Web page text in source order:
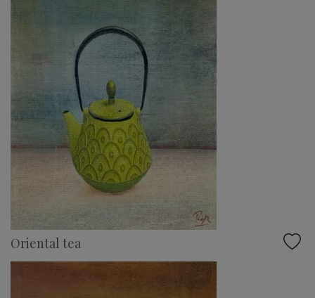
Oriental tea